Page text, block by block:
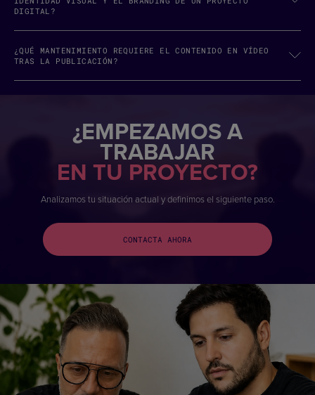
DIGITAL?
¿QUÉ MANTENIMIENTO REQUIERE EL CONTENIDO EN VÍDEO
TRAS LA PUBLICACIÓN?
¿EMPEZAMOS A
TRABAJAR
EN TU PROYECTO?
Analizamos tu situación actual y definimos el siguiente paso.
CONTACTA AHORA